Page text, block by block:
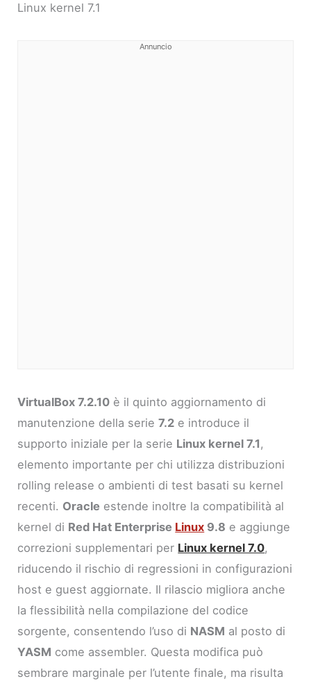
Linux kernel 7.1
Annuncio
VirtualBox 7.2.10 è il quinto aggiornamento di
manutenzione della serie7.2 e introduce il
supporto iniziale per la serie Linux kernel 7.1,
elemento importante per chi utilizza distribuzioni
rolling release o ambienti di test basati su kernel
recenti. Oracle estende inoltre la compatibilità al
kernel di Red Hat Enterprise Linux 9.8 e aggiunge
correzioni supplementari per Linux kernel 7.0,
riducendo il rischio di regressioni in configurazioni
host e guest aggiornate. Il rilascio migliora anche
la flessibilità nella compilazione del codice
sorgente, consentendo l’uso di NASM al posto di
YASM come assembler. Questa modifica può
sembrare marginale per l’utente finale, ma risulta